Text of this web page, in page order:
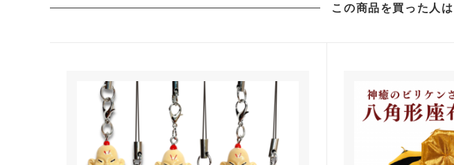
この商品を買った人は